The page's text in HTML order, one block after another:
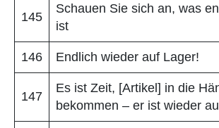
145
Schauen Sie sich an, was
ist
146 Endlich wieder auf Lager!
147
Es ist Zeit, [Artikel] in die
bekommen – er ist wieder